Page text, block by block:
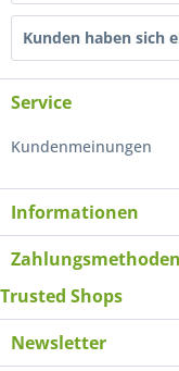
Kunden haben sich
Service
Kundenmeinungen
Informationen
Zahlungsmethoden
Trusted Shops
Newsletter